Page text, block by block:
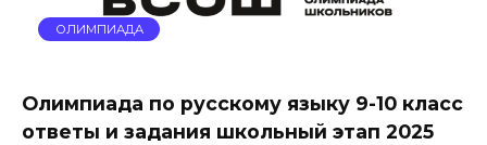
ОЛИМПИАДА
Олимпиада по русскому языку 9-10 класс
ответы и задания школьный этап 2025